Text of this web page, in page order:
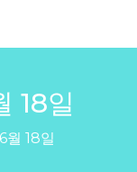
18일
18일